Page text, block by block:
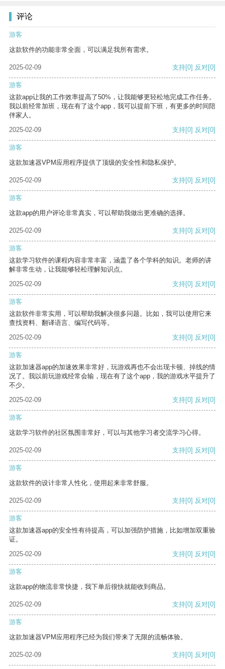
评论
游客
这款软件的功能非常全面，可以满足我所有需求。
2025-02-09 支持[0] 反对[0]
游客
这款app让我的工作效率提高了50%，让我能够更轻松地完成工作任务。
我以前经常加班，现在有了这个app，我可以提前下班，有更多的时间陪
伴家人。
2025-02-09
支持[0] 反对[0]
游客
这款加速器VPM应用程序提供了顶级的安全性和隐私保护。
2025-02-09 支持[0] 反对[0]
游客
这款app的用户评论非常真实，可以帮助我做出更准确的选择。
2025-02-09 支持[0] 反对[0]
游客
这款学习软件的课程内容非常丰富，涵盖了各个学科的知识。老师的讲
解非常生动，让我能够轻松理解知识点。
2025-02-09
支持[0] 反对[0]
游客
这款软件非常实用，可以帮助我解决很多问题。比如，我可以使用它来
查找资料、翻译语言、编写代码等。
2025-02-09
支持[0] 反对[0]
游客
这款加速器app的加速效果非常好，玩游戏再也不会出现卡顿、掉线的情
况了。我以前玩游戏经常会输，现在有了这个app，我的游戏水平提升了
不少。
2025-02-09
支持[0] 反对[0]
游客
这款学习软件的社区氛围非常好，可以与其他学习者交流学习心得。
2025-02-09 支持[0] 反对[0]
游客
这款软件的设计非常人性化，使用起来非常舒服。
2025-02-09 支持[0] 反对[0]
游客
这款加速器app的安全性有待提高，可以加强防护措施，比如增加双重验
证。
2025-02-09
支持[0] 反对[0]
游客
这款app的物流非常快捷，我下单后很快就能收到商品。
2025-02-09 支持[0] 反对[0]
游客
这款加速器VPM应用程序已经为我们带来了无限的流畅体验。
2025-02-09 支持[0] 反对[0]